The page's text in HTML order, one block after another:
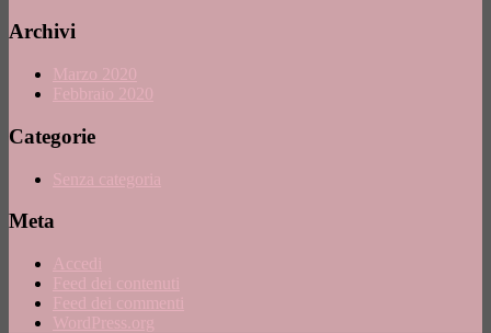
Archivi
Marzo 2020
Febbraio 2020
Categorie
Senza categoria
Meta
Accedi
Feed dei contenuti
Feed dei commenti
WordPress.org